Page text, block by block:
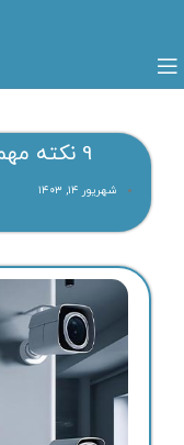
9 نکته مهم درباره خرید دزدگیر خانه
شهریور ۱۴, ۱۴۰۳